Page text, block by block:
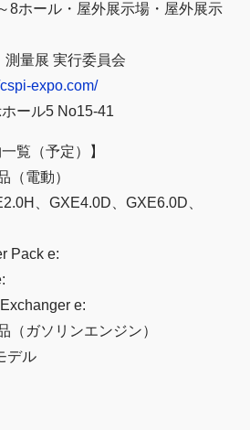
8ホール・屋外展示場・屋外展示
測量展 実行委員会
expo.com/
ール5 No15-41
覧（予定）】
（電動）
、GXE4.0D、GXE6.0D、
Pack e:
e:
（ガソリンエンジン）
デル